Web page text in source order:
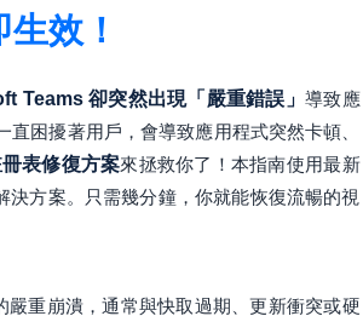
效！
Teams 卻突然出現「嚴重錯誤」 導致應
困擾著用戶，會導致應用程式突然卡頓、
表修復方案來拯救你了！本指南使用最新
方案。只需幾分鐘，你就能恢復流暢的視
嚴重崩潰，通常與快取過期、更新衝突或硬